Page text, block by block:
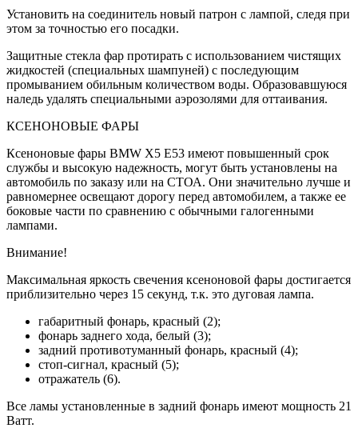
Установить на соединитель новый па­трон с лампой, следя при
этом за точ­ностью его посадки.
Защитные стекла фар протирать с ис­пользованием чистящих
жидкостей (специальных шампуней) с последую­щим
промыванием обильным количе­ством воды. Образовавшуюся
наледь удалять специальными аэрозолями для оттаивания.
КСЕНОНОВЫЕ ФАРЫ
Ксеноновые фары BMW X5 E53 имеют повышенный срок
службы и высокую надежность, могут быть установлены на
автомобиль по заказу или на СТОА. Они значитель­но лучше и
равномернее освещают дорогу перед автомобилем, а также ее
боковые части по сравнению с обыч­ными галогенными
лампами.
Внимание!
Максимальная яркость свечения ксеноновой фары достигается
приблизительно через 15 секунд, т.к. это дуговая лампа.
габаритный фонарь, красный (2);
фонарь заднего хода, белый (3);
задний противотуманный фонарь, красный (4);
стоп-сигнал, красный (5);
отражатель (6).
Все ламы установленные в задний фо­нарь имеют мощность 21
Ватт.